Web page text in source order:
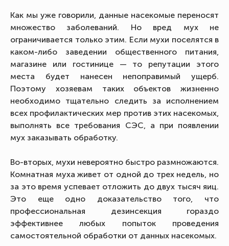
Как мы уже говорили, данные насекомые переносят
множество заболеваний. Но вред мух не
ограничивается только этим. Если мухи поселятся в
каком-либо заведении общественного питания,
магазине или гостинице — то репутации этого
места будет нанесен непоправимый ущерб.
Поэтому хозяевам таких объектов жизненно
необходимо тщательно следить за исполнением
всех профилактических мер против этих насекомых,
выполнять все требования СЭС, а при появлении
мух заказывать обработку.
Во-вторых, мухи невероятно быстро размножаются.
Комнатная муха живет от одной до трех недель, но
за это время успевает отложить до двух тысяч яиц.
Это еще одно доказательство того, что
профессиональная дезинсекция гораздо
эффективнее любых попыток проведения
самостоятельной обработки от данных насекомых.